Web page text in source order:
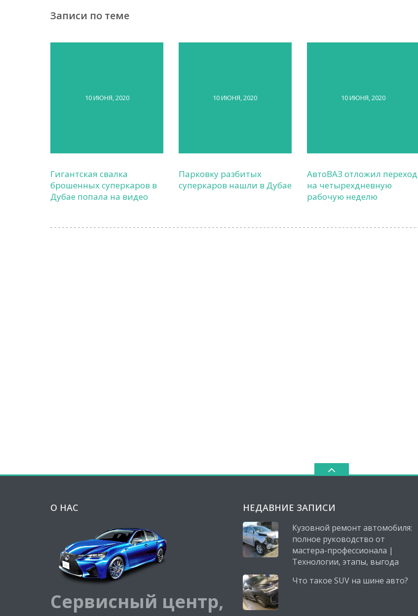
Записи по теме
10 ИЮНЯ, 2020
Гигантская свалка
брошенных суперкаров в
Дубае попала на видео
10 ИЮНЯ, 2020
Парковку разбитых
суперкаров нашли в Дубае
10 ИЮНЯ, 2020
АвтоВАЗ отложил переход
на четырехдневную
рабочую неделю
О НАС
Сервисный центр,
НЕДАВНИЕ ЗАПИСИ
Кузовной ремонт автомобиля:
полное руководство от
мастера-профессионала |
Технологии, этапы, выгода
Что такое SUV на шине авто?